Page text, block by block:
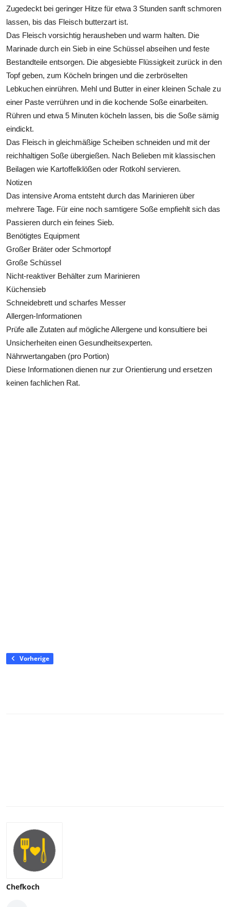
Zugedeckt bei geringer Hitze für etwa 3 Stunden sanft schmoren
lassen, bis das Fleisch butterzart ist.
Das Fleisch vorsichtig herausheben und warm halten. Die
Marinade durch ein Sieb in eine Schüssel abseihen und feste
Bestandteile entsorgen. Die abgesiebte Flüssigkeit zurück in den
Topf geben, zum Köcheln bringen und die zerbröselten
Lebkuchen einrühren. Mehl und Butter in einer kleinen Schale zu
einer Paste verrühren und in die kochende Soße einarbeiten.
Rühren und etwa 5 Minuten köcheln lassen, bis die Soße sämig
eindickt.
Das Fleisch in gleichmäßige Scheiben schneiden und mit der
reichhaltigen Soße übergießen. Nach Belieben mit klassischen
Beilagen wie Kartoffelklößen oder Rotkohl servieren.
Notizen
Das intensive Aroma entsteht durch das Marinieren über
mehrere Tage. Für eine noch samtigere Soße empfiehlt sich das
Passieren durch ein feines Sieb.
Benötigtes Equipment
Großer Bräter oder Schmortopf
Große Schüssel
Nicht-reaktiver Behälter zum Marinieren
Küchensieb
Schneidebrett und scharfes Messer
Allergen-Informationen
Prüfe alle Zutaten auf mögliche Allergene und konsultiere bei
Unsicherheiten einen Gesundheitsexperten.
Nährwertangaben (pro Portion)
Diese Informationen dienen nur zur Orientierung und ersetzen
keinen fachlichen Rat.
Vorherige
Chefkoch